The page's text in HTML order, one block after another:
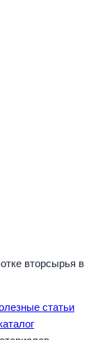
вторсырья в
статьи